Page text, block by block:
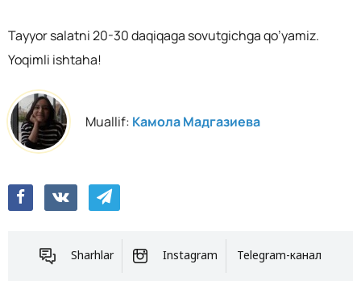
Tayyor salatni 20-30 daqiqaga sovutgichga qo’yamiz.
Yoqimli ishtaha!
Muallif: Камола Мадгазиева
Sharhlar Instagram Telegram-канал